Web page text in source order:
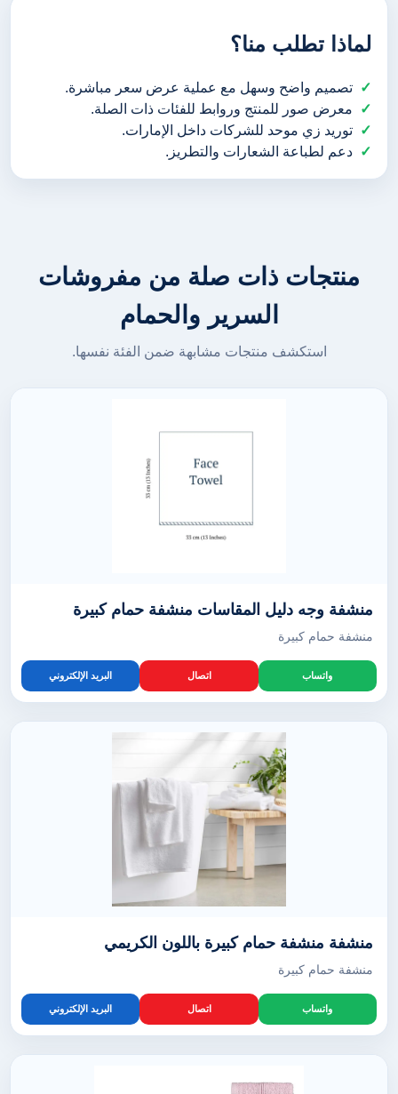
لماذا تطلب منا؟
تصميم واضح وسهل مع عملية عرض سعر مباشرة.
معرض صور للمنتج وروابط للفئات ذات الصلة.
توريد زي موحد للشركات داخل الإمارات.
دعم لطباعة الشعارات والتطريز.
منتجات ذات صلة من مفروشات
السرير والحمام
استكشف منتجات مشابهة ضمن الفئة نفسها.
منشفة وجه دليل المقاسات منشفة حمام كبيرة
منشفة حمام كبيرة
واتساب اتصال البريد الإلكتروني
منشفة منشفة حمام كبيرة باللون الكريمي
منشفة حمام كبيرة
واتساب اتصال البريد الإلكتروني